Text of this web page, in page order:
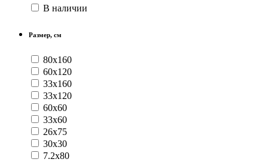
В наличии
Размер, см
80x160
60x120
33x160
33x120
60x60
33x60
26x75
30x30
7.2x80